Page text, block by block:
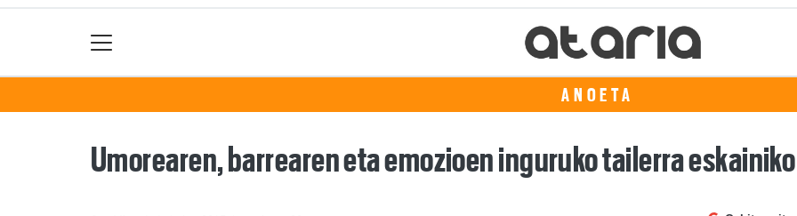
ANOETA
Umorearen, barrearen eta emozioen inguruko tailerra